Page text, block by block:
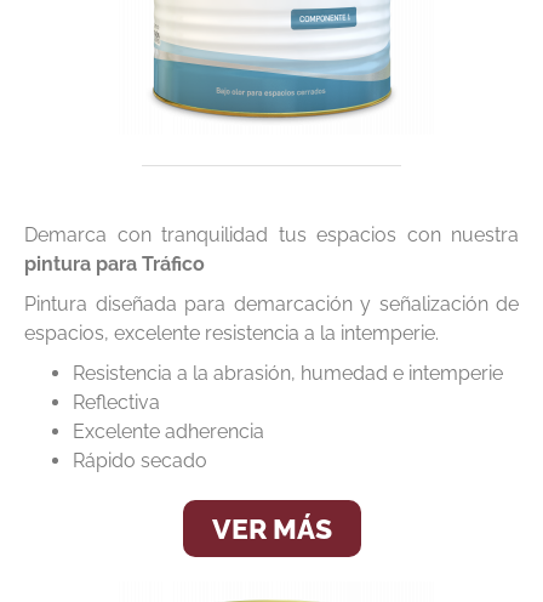
Demarca con tranquilidad tus espacios con nuestra
pintura para Tráfico
Pintura diseñada para demarcación y señalización de
espacios, excelente resistencia a la intemperie.
Resistencia a la abrasión, humedad e intemperie
Reflectiva
Excelente adherencia
Rápido secado
VER MÁS